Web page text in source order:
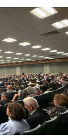
West. La
siguen siendo
por
incluidos
una
ahora se
de
por